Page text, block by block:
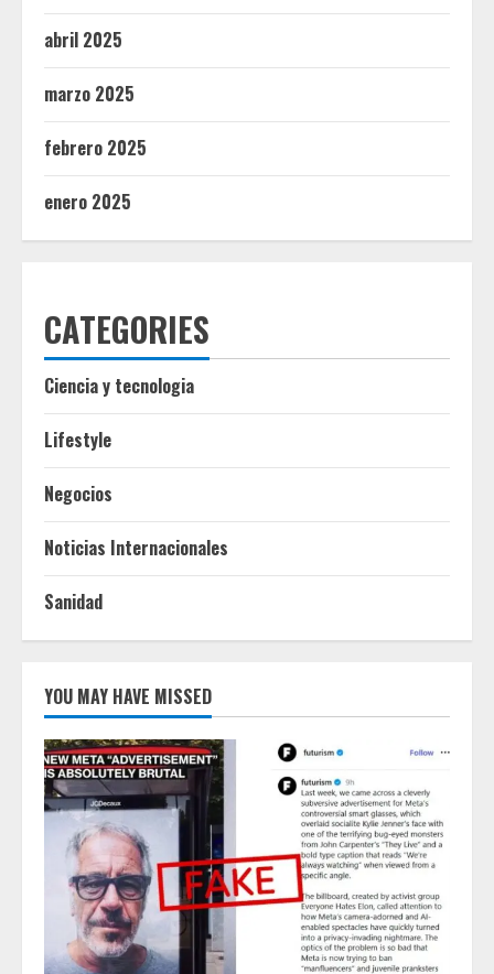
abril 2025
marzo 2025
febrero 2025
enero 2025
CATEGORIES
Ciencia y tecnologia
Lifestyle
Negocios
Noticias Internacionales
Sanidad
YOU MAY HAVE MISSED